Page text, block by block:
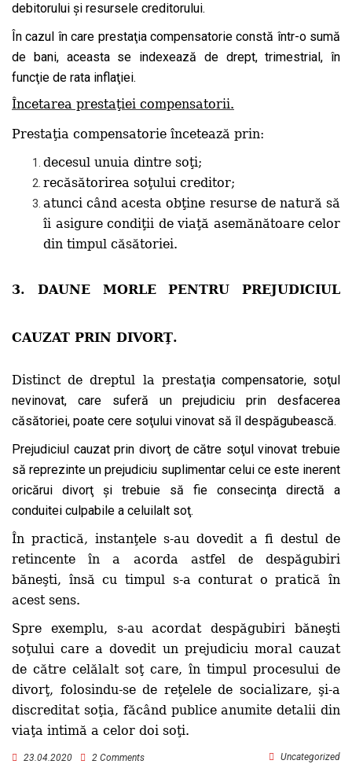
debitorului şi resursele creditorului.
În cazul în care prestaţia compensatorie constă într-o sumă
de bani, aceasta se indexează de drept, trimestrial, în
funcţie de rata inflaţiei.
Încetarea prestaţiei compensatorii.
Prestaţia compensatorie încetează prin:
decesul unuia dintre soţi;
recăsătorirea soţului creditor;
atunci când acesta obţine resurse de naturăsă
îi asigure condiţii de viaţă asemănătoare celor
din timpul căsătoriei.
3. DAUNE MORLE PENTRU PREJUDICIUL
CAUZAT PRIN DIVORŢ.
Distinct de dreptul la prestaţia compensatorie, soţul
nevinovat, care suferă un prejudiciu prin desfacerea
căsătoriei, poate cere soţului vinovat să îl despăgubească.
Prejudiciul cauzat prin divorţ de către soţul vinovat trebuie
să reprezinte un prejudiciu suplimentar celui ce este inerent
oricărui divorţ şi trebuie să fie consecinţa directă a
conduitei culpabile a celuilalt soţ.
În practică, instanţele s-au dovedit a fi destul de
retincente în a acorda astfel de despăgubiri
băneşti, însă cu timpul s-a conturat o pratică în
acest sens.
Spre exemplu, s-au acordat despăgubiri băneşti
soţului care a dovedit un prejudiciu moral cauzat
de către celălalt soţ care, în timpul procesului de
divorţ, folosindu-se de reţelele de socializare, şi-a
discreditat soţia, făcând publice anumite detalii din
viaţa intimă a celor doi soţi.
23.04.2020 Uncategorized
2 Comments